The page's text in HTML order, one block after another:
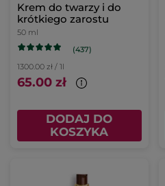
Krem do twarzy i do
krótkiego zarostu
50 ml
(437)
1300.00 zł / 1l
65.00 zł
DODAJ DO
KOSZYKA